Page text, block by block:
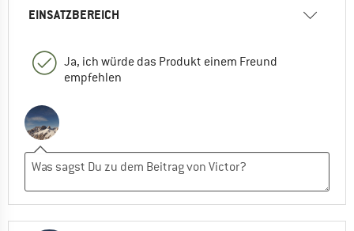
EINSATZBEREICH
Ja, ich würde das Produkt einem Freund
empfehlen